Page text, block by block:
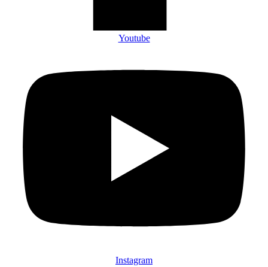
Youtube
Instagram